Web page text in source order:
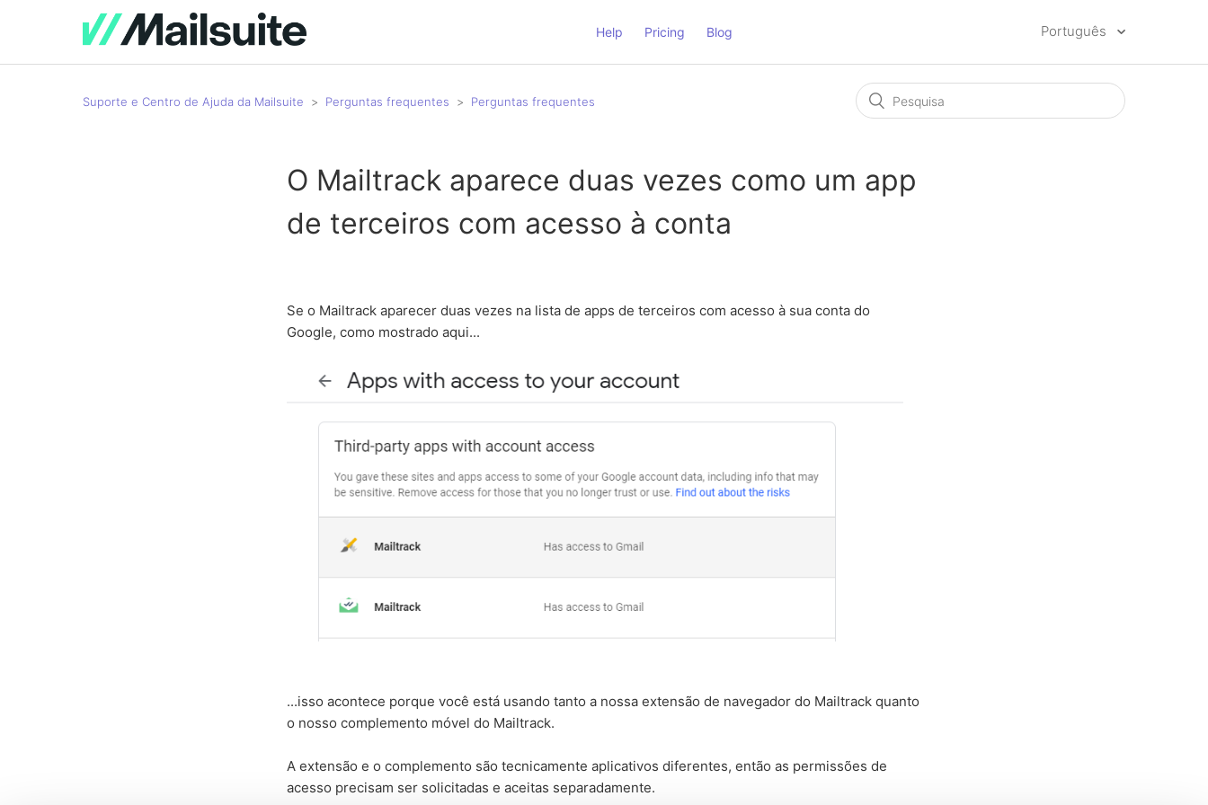
Help Pricing Blog Português
Suporte e Centro de Ajuda da Mailsuite Perguntas frequentes Perguntas frequentes
O Mailtrack aparece duas vezes como um app
de terceiros com acesso à conta
Se o Mailtrack aparecer duas vezes na lista de apps de terceiros com acesso à sua conta do
Google, como mostrado aqui...
...isso acontece porque você está usando tanto a nossa extensão de navegador do Mailtrack quanto
o nosso complemento móvel do Mailtrack.
A extensão e o complemento são tecnicamente aplicativos diferentes, então as permissões de
acesso precisam ser solicitadas e aceitas separadamente.